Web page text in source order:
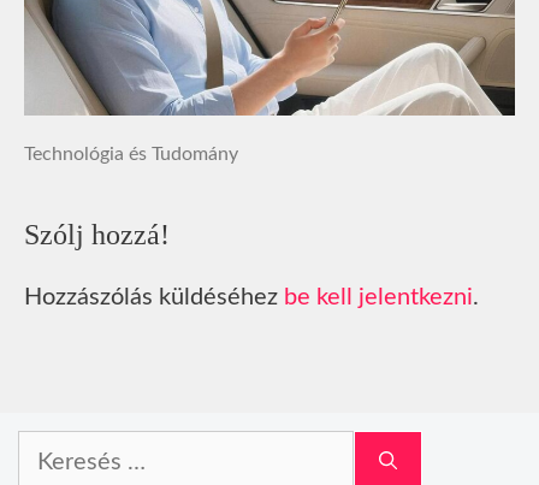
Technológia és Tudomány
Szólj hozzá!
Hozzászólás küldéséhez be kell jelentkezni.